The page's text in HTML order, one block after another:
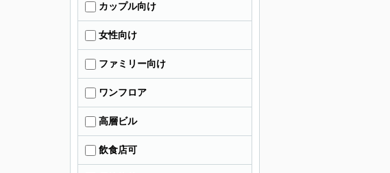
カップル向け
女性向け
ファミリー向け
ワンフロア
高層ビル
飲食店可